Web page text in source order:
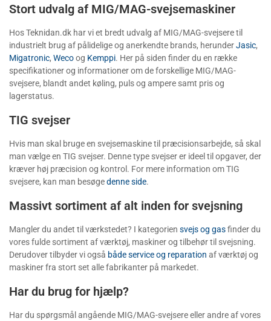
Stort udvalg af MIG/MAG-svejsemaskiner
Hos Teknidan.dk har vi et bredt udvalg af MIG/MAG-svejsere til
industrielt brug af pålidelige og anerkendte brands, herunderJasic,
Migatronic, Wecoog Kemppi. Her på siden finder du en række
specifikationer og informationer om de forskellige MIG/MAG-
svejsere, blandt andet køling, puls og ampere samt pris og
lagerstatus.
TIG svejser
Hvis man skal bruge en svejsemaskine til præcisionsarbejde, så skal
man vælge en TIG svejser. Denne type svejser er ideel til opgaver, der
kræver høj præcision og kontrol. For mere information om TIG
svejsere, kan man besøgedenne side.
Massivt sortiment af alt inden for svejsning
Mangler du andet til værkstedet? I kategorien svejs og gasfinder du
vores fulde sortiment af værktøj, maskiner og tilbehør til svejsning.
Derudover tilbyder vi også både service og reparation af værktøj og
maskiner fra stort set alle fabrikanter på markedet.
Har du brug for hjælp?
Har du spørgsmål angående MIG/MAG-svejsere eller andre af vores